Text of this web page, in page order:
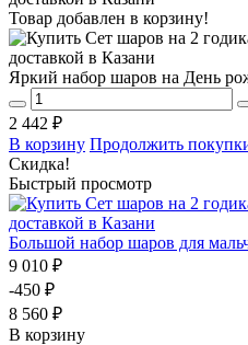
Товар добавлен в корзину!
Яркий набор шаров на День
2 442 ₽
В корзину Продолжить
Скидка!
Быстрый просмотр
Большой набор шаров для
9 010 ₽
-450 ₽
8 560 ₽
В корзину